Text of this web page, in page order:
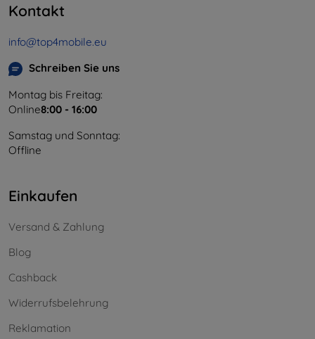
Kontakt
info@top4mobile.eu
Schreiben Sie uns
Montag bis Freitag:
Online8:00 - 16:00
Samstag und Sonntag:
Offline
Einkaufen
Versand & Zahlung
Blog
Cashback
Widerrufsbelehrung
Reklamation